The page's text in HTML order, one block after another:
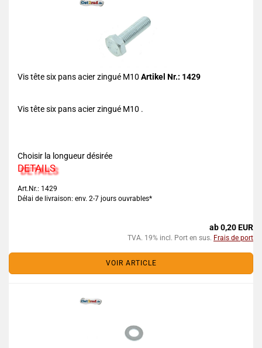
Vis tête six pans acier zingué M10 Artikel Nr.: 1429
Vis tête six pans acier zingué M10 .
Choisir la longueur désirée
DETAILS
Art.Nr.: 1429
Délai de livraison: env. 2-7 jours ouvrables*
ab 0,20 EUR
TVA. 19% incl. Port en sus. Frais de port
VOIR ARTICLE